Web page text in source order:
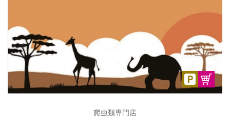
爬虫類専門店